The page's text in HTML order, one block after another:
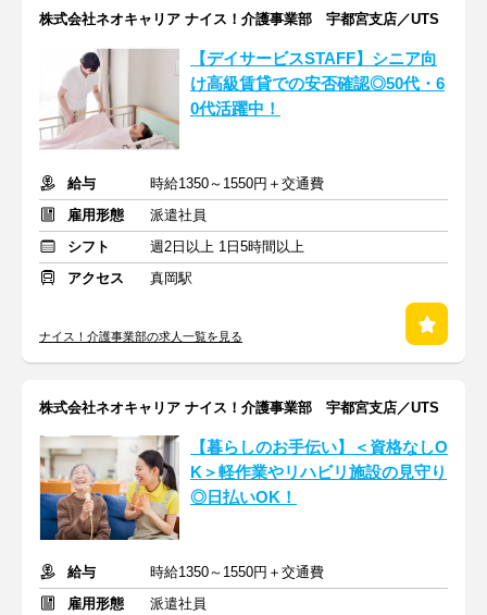
株式会社ネオキャリア ナイス！介護事業部 宇都宮支店／UTS
【デイサービスSTAFF】シニア向
け高級賃貸での安否確認◎50代・6
0代活躍中！
給与
時給1350～1550円＋交通費
雇用形態
派遣社員
シフト
週2日以上 1日5時間以上
アクセス
真岡駅
ナイス！介護事業部の求人一覧を見る
株式会社ネオキャリア ナイス！介護事業部 宇都宮支店／UTS
【暮らしのお手伝い】＜資格なしO
K＞軽作業やリハビリ施設の見守り
◎日払いOK！
給与
時給1350～1550円＋交通費
雇用形態
派遣社員